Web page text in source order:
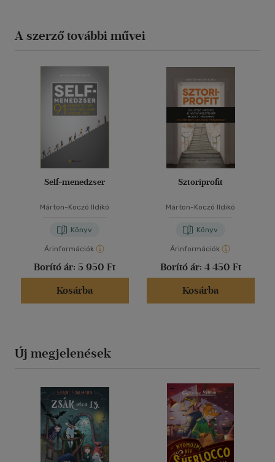
A szerző további művei
Self-menedzser
Márton-Koczó Ildikó
Könyv
Árinformációk
Borító ár: 5 950 Ft
Kosárba
Sztoriprofit
Márton-Koczó Ildikó
Könyv
Árinformációk
Borító ár: 4 450 Ft
Kosárba
Új megjelenések